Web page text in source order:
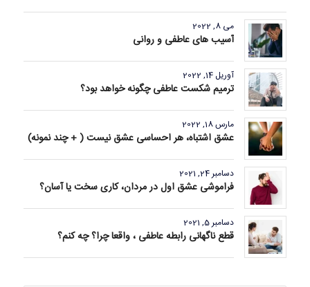
می 8, 2022
آسیب های عاطفی و روانی
آوریل 14, 2022
ترمیم شکست عاطفی چگونه خواهد بود؟
مارس 18, 2022
عشق اشتباه، هر احساسی عشق نیست ( + چند نمونه)
دسامبر 24, 2021
فراموشی عشق اول در مردان، کاری سخت یا آسان؟
دسامبر 5, 2021
قطع ناگهانی رابطه عاطفی ، واقعا چرا؟ چه کنم؟